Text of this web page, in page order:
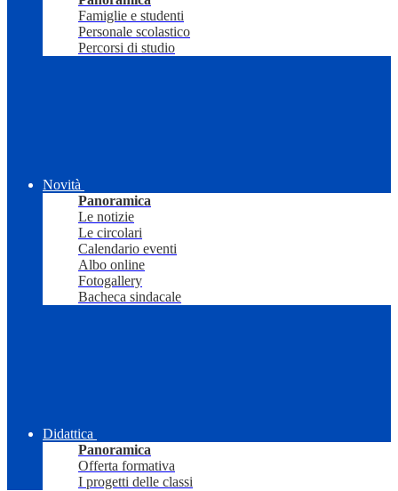
Famiglie e studenti
Personale scolastico
Percorsi di studio
Novità
Panoramica
Le notizie
Le circolari
Calendario eventi
Albo online
Fotogallery
Bacheca sindacale
Didattica
Panoramica
Offerta formativa
I progetti delle classi